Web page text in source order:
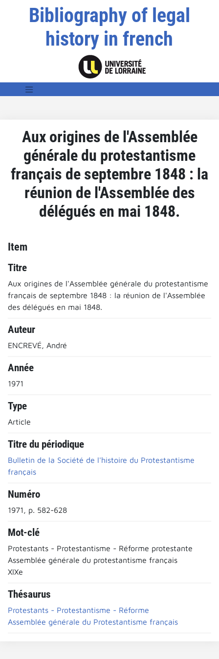
Bibliography of legal
history in french
Aux origines de l'Assemblée
générale du protestantisme
français de septembre 1848 : la
réunion de l'Assemblée des
délégués en mai 1848.
Item
Titre
Aux origines de l'Assemblée générale du protestantisme
français de septembre 1848 : la réunion de l'Assemblée
des délégués en mai 1848.
Auteur
ENCREVÉ, André
Année
1971
Type
Article
Titre du périodique
Bulletin de la Société de l'histoire du Protestantisme
français
Numéro
1971, p. 582-628
Mot-clé
Protestants - Protestantisme - Réforme protestante
Assemblée générale du protestantisme français
XIXe
Thésaurus
Protestants - Protestantisme - Réforme
Assemblée générale du Protestantisme français